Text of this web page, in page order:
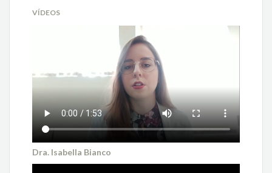
VÍDEOS
Dra. Isabella Bianco